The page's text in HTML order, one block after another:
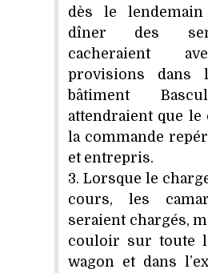
dès le
dîner des
cacheraient
provisions dans
bâtiment
attendraient que le
la commande
et entrepris.
3. Lorsque le
cours, les
seraient chargés,
couloir sur toute
wagon et dans